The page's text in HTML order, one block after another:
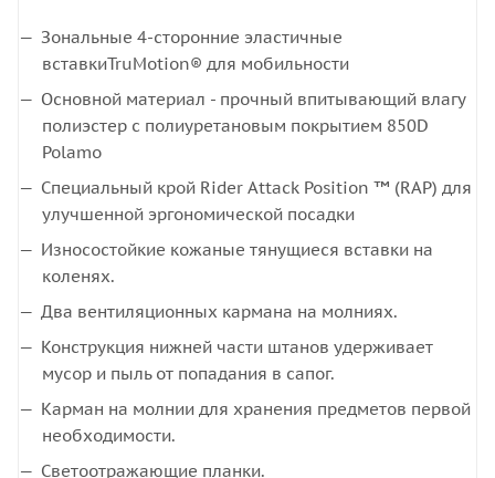
Зональные 4-сторонние эластичные
вставкиTruMotion® для мобильности
Основной материал - прочный впитывающий влагу
полиэстер с полиуретановым покрытием 850D
Polamo
Специальный крой Rider Attack Position ™ (RAP) для
улучшенной эргономической посадки
Износостойкие кожаные тянущиеся вставки на
коленях.
Два вентиляционных кармана на молниях.
Конструкция нижней части штанов удерживает
мусор и пыль от попадания в сапог.
Карман на молнии для хранения предметов первой
необходимости.
Светоотражающие планки.